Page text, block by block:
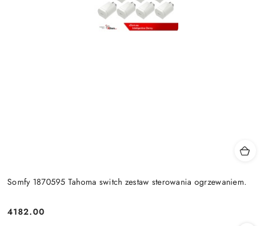
Somfy 1870595 Tahoma switch zestaw sterowania ogrzewaniem.
Cena:
4182.00